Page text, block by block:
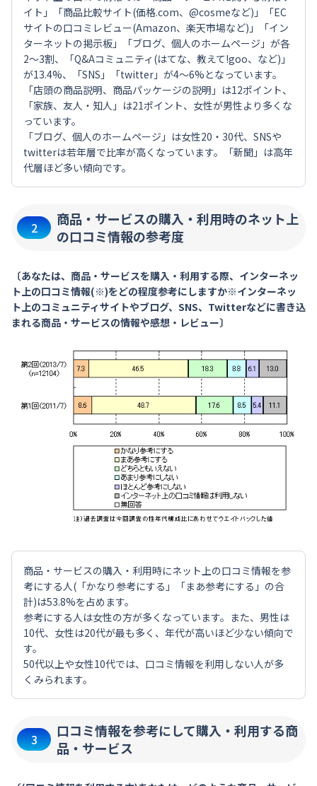
イト」「商品比較サイト(価格.com、@cosmeなど)」「EC
サイトの口コミレビュー(Amazon、楽天市場など)」「イン
ターネットの掲示板」「ブログ、個人のホームページ」が各
2～3割、「Q&Aコミュニティ(はてな、教えて!goo、など)」
が13.4%、「SNS」「twitter」が4～6%となっています。
「店頭の商品説明、商品パッケージの説明」は12ポイント、
「家族、友人・知人」は21ポイント、女性が男性より多くな
っています。
「ブログ、個人のホームページ」は女性20・30代、SNSや
twitterは若年層で比率が高くなっています。「新聞」は高年
代層ほど多い傾向です。
2
商品・サービスの購入・利用時のネット上
の口コミ情報の参考度
〔あなたは、商品・サービスを購入・利用する際、インターネッ
ト上の口コミ情報(※)をどの程度参考にしますか※インターネッ
ト上のコミュニティサイトやブログ、SNS、Twitterなどに書き込
まれる商品・サービスの情報や感想・レビュー〕
商品・サービスの購入・利用時にネット上の口コミ情報を参
考にする人(「かなり参考にする」「まあ参考にする」の合
計)は53.8%を占めます。
参考にする人は女性の方が多くなっています。また、男性は
10代、女性は20代が最も多く、年代が高いほど少ない傾向で
す。
50代以上や女性10代では、口コミ情報を利用しない人が多
くみられます。
3
口コミ情報を参考にして購入・利用する商
品・サービス